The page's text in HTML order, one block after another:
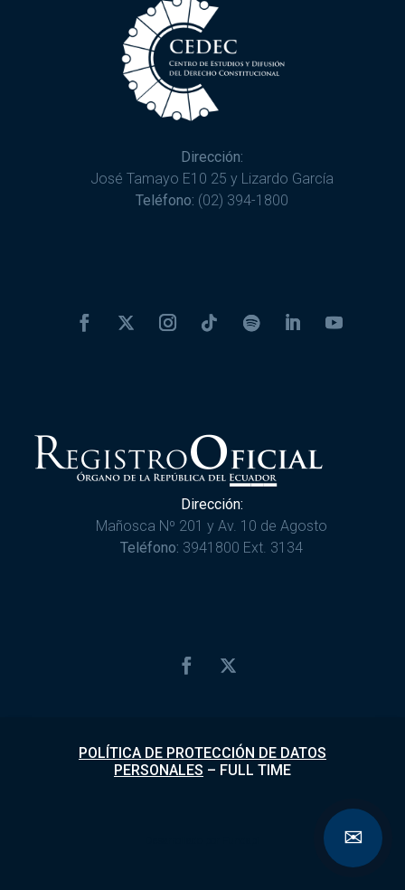
Dirección:
José Tamayo E10 25 y Lizardo García
Teléfono: (02) 394-1800
Dirección:
Mañosca Nº 201 y Av. 10 de Agosto
Teléfono: 3941800 Ext. 3134
POLÍTICA DE PROTECCIÓN DE DATOS
PERSONALES – FULL TIME
✉